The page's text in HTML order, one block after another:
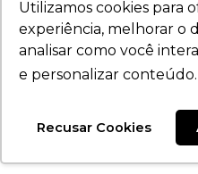
Utilizamos cookies para
experiência, melhorar o
analisar como você
e personalizar conteúdo.
Recusar Cookies